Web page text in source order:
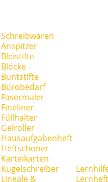
Schreibwaren
Anspitzer
Bleistifte
Blöcke
Buntstifte
Bürobedarf
Fasermaler
Fineliner
Füllhalter
Gelroller
Hausaufgabenheft
Heftschoner
Karteikarten
Kugelschreiber
Lineale &